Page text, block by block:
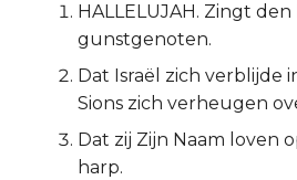
HALLELUJAH. Zingt
gunstgenoten.
Dat Israël zich verblijde
Sions zich verheugen
Dat zij Zijn Naam loven
harp.